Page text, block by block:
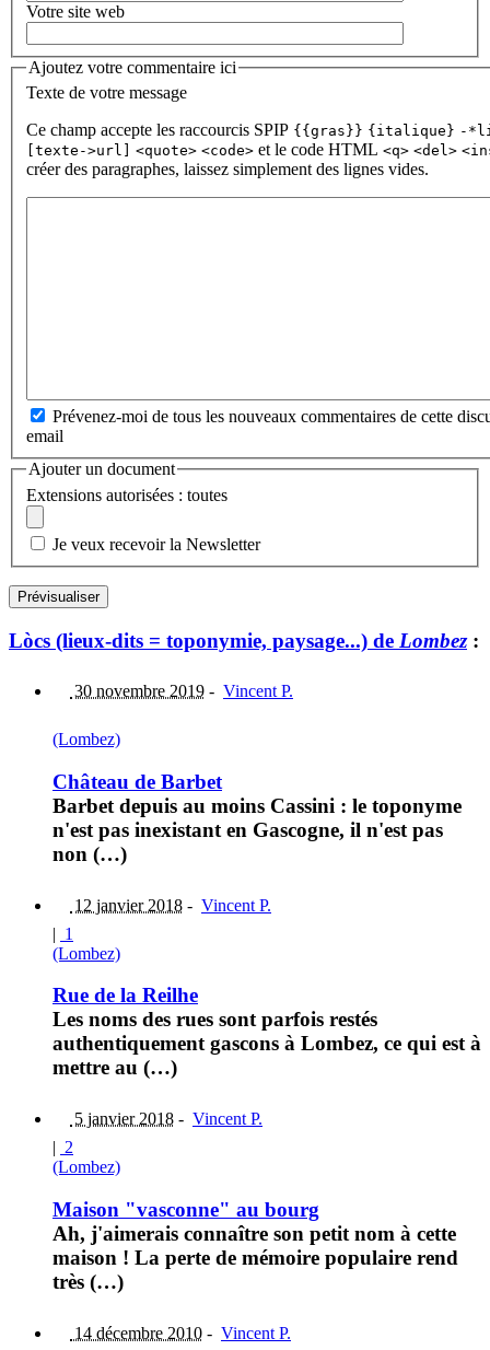
Votre site web
Ajoutez votre commentaire ici
Texte de votre message
Ce champ accepte les raccourcis SPIP {{gras}} {italique} -
[texte->url]
<quote> <code> et le code HTML <q> <del>
créer des paragraphes, laissez simplement des lignes vides.
Prévenez-moi de tous les nouveaux commentaires de cette
email
Ajouter un document
Extensions autorisées : toutes
Je veux recevoir la Newsletter
Lòcs (lieux-dits = toponymie, paysage...) de Lombez:
30 novembre 2019 - Vincent P.
(Lombez)
Château de Barbet
Barbet depuis au moins Cassini : le toponyme
n'est pas inexistant en Gascogne, il n'est pas
non (…)
12 janvier 2018 - Vincent P.
| 1
(Lombez)
Rue de la Reilhe
Les noms des rues sont parfois restés
authentiquement gascons à Lombez, ce qui est à
mettre au (…)
5 janvier 2018 - Vincent P.
| 2
(Lombez)
Maison "vasconne" au bourg
Ah, j'aimerais connaître son petit nom à cette
maison ! La perte de mémoire populaire rend
très (…)
14 décembre 2010 - Vincent P.